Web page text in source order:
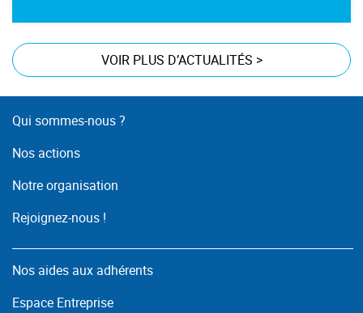
VOIR PLUS D’ACTUALITÉS >
Qui sommes-nous ?
Nos actions
Notre organisation
Rejoignez-nous !
Nos aides aux adhérents
Espace Entreprise